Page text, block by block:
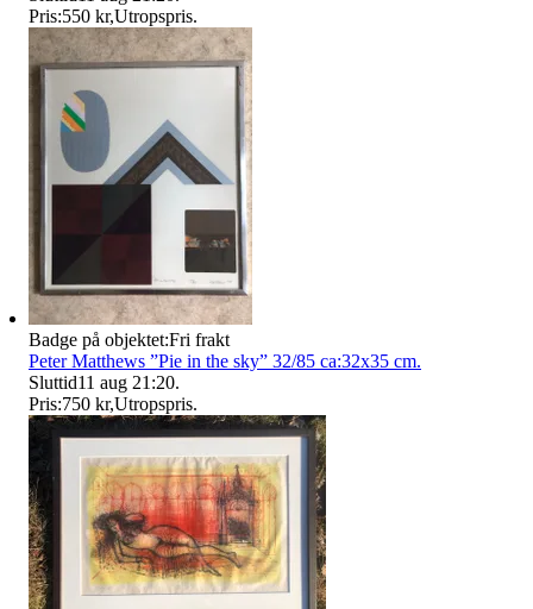
Pris:550 kr,Utropspris.
Badge på objektet:Fri frakt
Peter Matthews ”Pie in the sky” 32/85 ca:32x35 cm.
Sluttid11 aug 21:20.
Pris:750 kr,Utropspris.